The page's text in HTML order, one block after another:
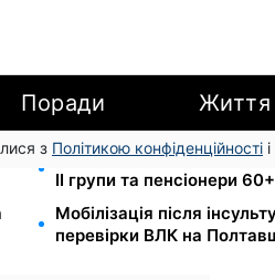
Поради Життя
з Політикою конфіденційності
2000 грн щокварталу
II групи та пенсіонери
Мобілізація після
перевірки ВЛК на